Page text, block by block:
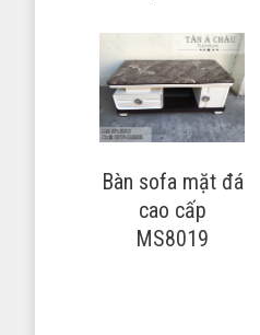
Bàn sofa mặt đá
cao cấp
MS8019